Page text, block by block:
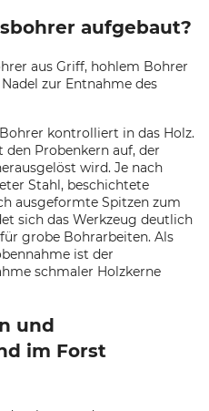
aufgebaut?
aus Griff, hohlem Bohrer
zur Entnahme des
kontrolliert in das Holz.
Probenkern auf, der
wird. Je nach
Stahl, beschichtete
ausgeformte Spitzen zum
sich das Werkzeug deutlich
grobe Bohrarbeiten. Als
ist der
schmaler Holzkerne
und
im Forst